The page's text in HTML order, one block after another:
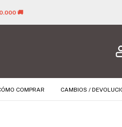
🚚
COMPRAR CAMBIOS /